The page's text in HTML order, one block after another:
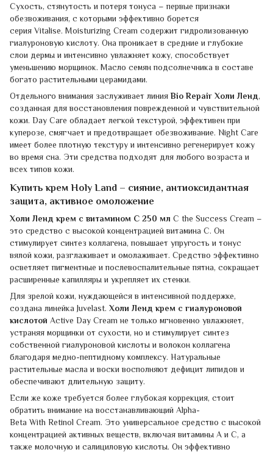
Сухость, стянутость и потеря тонуса – первые признаки
обезвоживания, с которыми эффективно борется
серия Vitalise. Moisturizing Cream содержит гидролизованную
гиалуроновую кислоту. Она проникает в средние и глубокие
слои дермы и интенсивно увлажняет кожу, способствует
уменьшению морщинок. Масло семян подсолнечника в составе
богато растительными церамидами.
Отдельного внимания заслуживает линия Bio Repair Холи Ленд,
созданная для восстановления поврежденной и чувствительной
кожи. Day Care обладает легкой текстурой, эффективен при
куперозе, смягчает и предотвращает обезвоживание. Night Care
имеет более плотную текстуру и интенсивно регенерирует кожу
во время сна. Эти средства подходят для любого возраста и
всех типов кожи.
Купить крем Holy Land – сияние, антиоксидантная
защита, активное омоложение
Холи Ленд крем с витамином С 250 мл C the Success Cream –
это средство с высокой концентрацией витамина С. Он
стимулирует синтез коллагена, повышает упругость и тонус
вялой кожи, разглаживает и омолаживает. Средство эффективно
осветляет пигментные и послевоспалительные пятна, сокращает
расширенные капилляры и укрепляет их стенки.
Для зрелой кожи, нуждающейся в интенсивной поддержке,
создана линейка Juvelast. Холи Ленд крем с гиалуроновой
кислотой Active Day Cream не только мгновенно увлажняет,
устраняя морщинки от сухости, но и стимулирует синтез
собственной гиалуроновой кислоты и волокон коллагена
благодаря медно-пептидному комплексу. Натуральные
растительные масла и воски восполняют дефицит липидов и
обеспечивают длительную защиту.
Если же коже требуется более глубокая коррекция, стоит
обратить внимание на восстанавливающий Alpha-
Beta With Retinol Cream. Это универсальное средство с высокой
концентрацией активных веществ, включая витамины А и С, а
также молочную и салициловую кислоты. Он эффективно